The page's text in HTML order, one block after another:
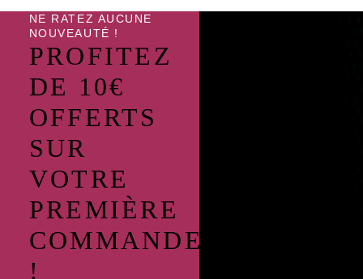
NE RATEZ AUCUNE
NOUVEAUTÉ !
PROFITEZ
DE 10€
OFFERTS
SUR
VOTRE
PREMIÈRE
COMMANDE
!